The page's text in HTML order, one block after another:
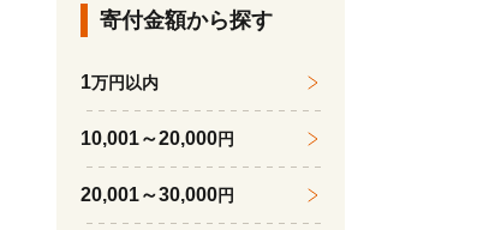
寄付金額から探す
1万円以内
10,001～20,000円
20,001～30,000円